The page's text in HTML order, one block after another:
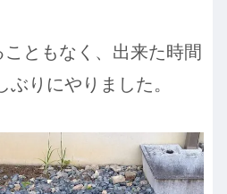
ともなく、出来た時間
りにやりました。